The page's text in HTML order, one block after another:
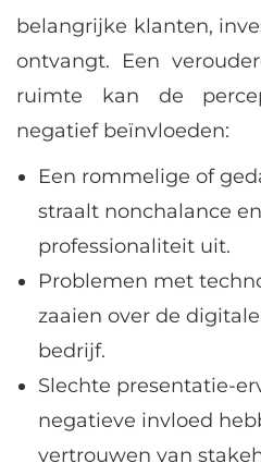
belangrijke klanten,
ontvangt. Een
ruimte kan de
negatief beïnvloeden:
Een rommelige of
straalt nonchalance
professionaliteit uit.
Problemen met
zaaien over de
bedrijf.
Slechte presentatie-
negatieve invloed
vertrouwen van